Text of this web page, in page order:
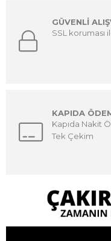
GÜVENLİ
SSL koruması
KAPIDA
Kapıda Nakit
Tek Çekim